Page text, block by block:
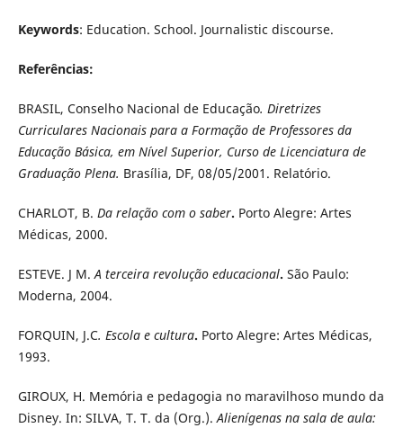
Keywords: Education. School. Journalistic discourse.
Referências:
BRASIL, Conselho Nacional de Educação. Diretrizes
Curriculares Nacionais para a Formação de Professores da
Educação Básica, em Nível Superior, Curso de Licenciatura de
Graduação Plena. Brasília, DF, 08/05/2001. Relatório.
CHARLOT, B. Da relação com o saber. Porto Alegre: Artes
Médicas, 2000.
ESTEVE. J M.A terceira revolução educacional. São Paulo:
Moderna, 2004.
FORQUIN, J.C. Escola e cultura. Porto Alegre: Artes Médicas,
1993.
GIROUX, H. Memória e pedagogia no maravilhoso mundo da
Disney. In: SILVA, T. T. da (Org.).Alienígenas na sala de aula: